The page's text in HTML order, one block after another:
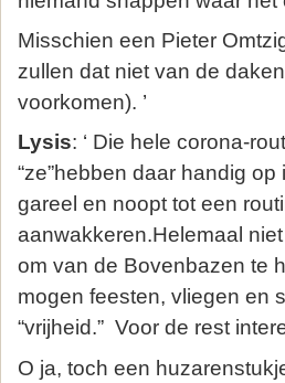
Misschien een Pieter
zullen dat niet van de
voorkomen). ’
Lysis: ‘ Die hele corona-
“ze”hebben daar handig
gareel en noopt tot een
aanwakkeren.Helemaal
om van de Bovenbazen te
mogen feesten, vliegen en
“vrijheid.” Voor de rest
O ja, toch een